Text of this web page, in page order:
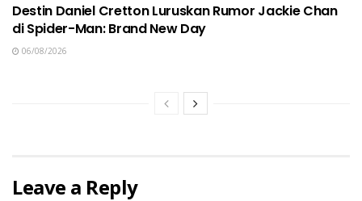
Destin Daniel Cretton Luruskan Rumor Jackie Chan
di Spider-Man: Brand New Day
06/08/2026
Leave a Reply